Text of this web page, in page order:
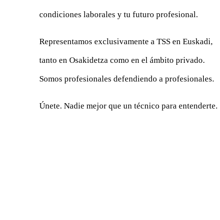
condiciones laborales y tu futuro profesional.
Representamos exclusivamente a TSS en Euskadi,
tanto en Osakidetza como en el ámbito privado.
Somos profesionales defendiendo a profesionales.
Únete. Nadie mejor que un técnico para entenderte.